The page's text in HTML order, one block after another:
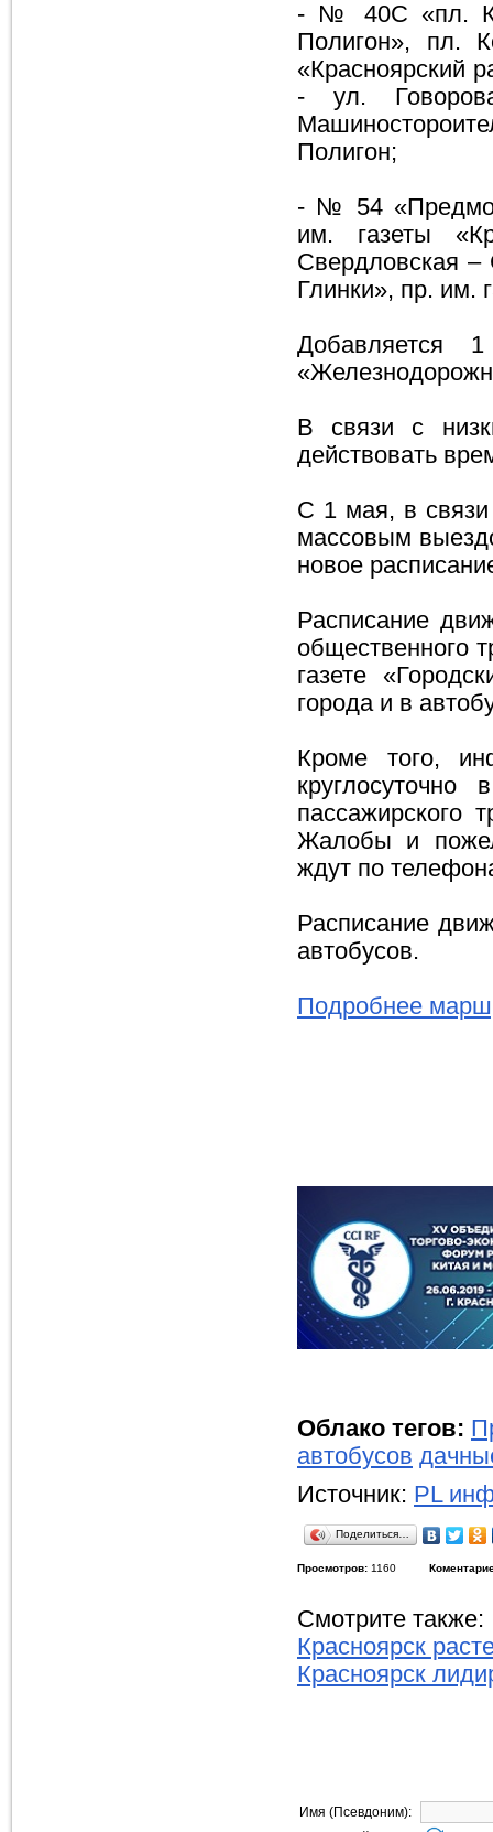
- № 40С «пл.
Полигон», пл.
«Красноярский
- ул.
Полигон;
- № 54
им. газеты
Свердловская
Глинки», пр. им.
В связи с
действовать
С 1 мая, в
массовым
новое
Расписание
общественного
газете
города и в
Кроме того,
круглосуточно
пассажирского
Жалобы и
ждут по
Расписание
автобусов.
Подробнее
Облако тегов:
автобусов
Источник: PL
Поделиться…
Просмотров: 1160
Смотрите также:
Красноярск
Красноярск
Имя (Псевдоним):